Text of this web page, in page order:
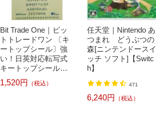
Bit Trade One｜ビッ
トトレードワン 〔キ
ートップシール〕強
い！日英対応転写式
キートップシールセ
ット ブルー DYKTSB
L
1,520円 （税込）
任天堂｜Nintendo あ
つまれ どうぶつの
森[ニンテンドースイ
ッチ ソフト]【Switc
h】
471
6,240円 （税込）